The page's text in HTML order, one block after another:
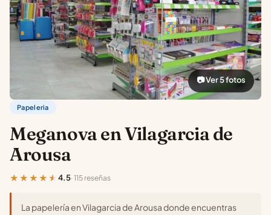
📷 Ver 5 fotos
Papeleria
Meganova en Vilagarcia de
Arousa
★★★★★ 4.5· 115 reseñas
La papelería en Vilagarcia de Arousa donde encuentras